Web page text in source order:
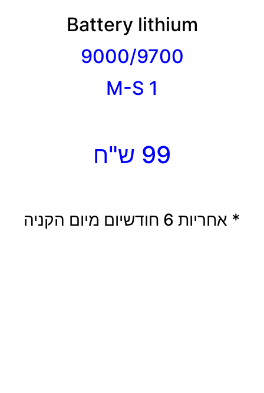
Battery lithium
9000/9700
M-S 1
99 ש"ח
* אחריות 6 חודשיום מיום הקניה